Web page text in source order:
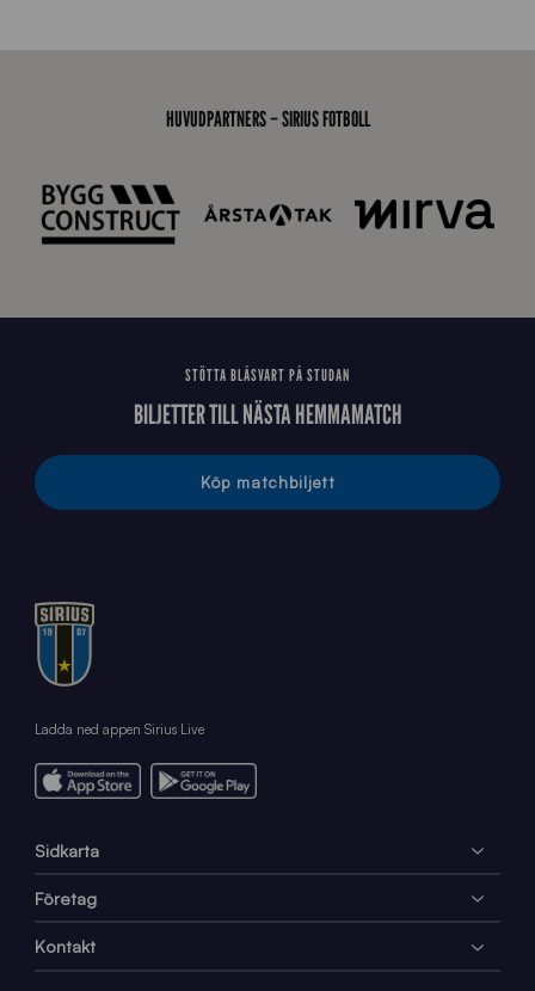
HUVUDPARTNERS – SIRIUS FOTBOLL
STÖTTA BLÅSVART PÅ STUDAN
BILJETTER TILL NÄSTA HEMMAMATCH
Köp matchbiljett
Ladda ned appen Sirius Live
Sidkarta
Företag
Kontakt